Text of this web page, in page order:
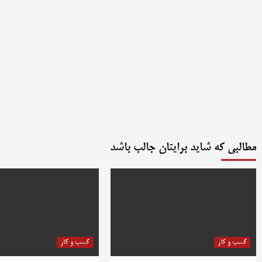
مطالبی که شاید برایتان جالب باشد
کسب و کار کسب و کار